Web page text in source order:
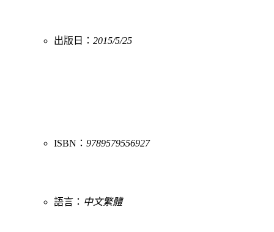
出版日： 2015/5/25
ISBN： 9789579556927
語言： 中文繁體